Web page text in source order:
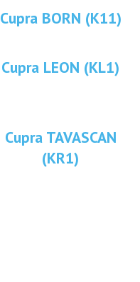
Cupra BORN (K11)
Cupra LEON (KL1)
Cupra TAVASCAN
(KR1)